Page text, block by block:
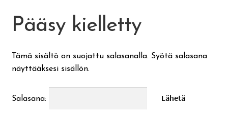
Skeittihalli
Varhaiskasvatus
Ateria- ja välipalamaksut
Pääsy kielletty
Tämä sisältö on suojattu salasanalla. Syötä salasana
näyttääksesi sisällön.
Salasana: